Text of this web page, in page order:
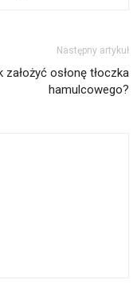
Następny artykuł
założyć osłonę tłoczka
hamulcowego?